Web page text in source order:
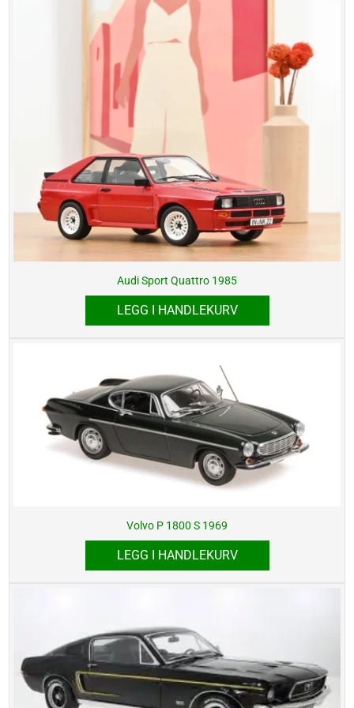
Audi Sport Quattro 1985
LEGG I HANDLEKURV
Volvo P 1800 S 1969
LEGG I HANDLEKURV